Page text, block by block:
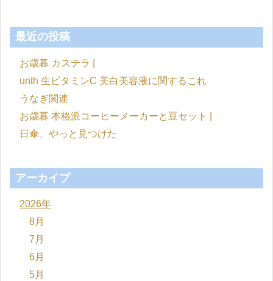
最近の投稿
お歳暮 カステラ |
unth 生ビタミンC 美白美容液に関するこれ
うなぎ関連
お歳暮 本格派コーヒーメーカーと豆セット |
日傘、やっと見つけた
アーカイブ
2026年
8月
7月
6月
5月